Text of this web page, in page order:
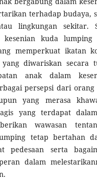
terhadap budaya,
lingkungan sekitar.
kesenian kuda
memperkuat ikatan
diwariskan secara
anak dalam
persepsi dari
yang merasa
yang terdapat
wawasan
tetap bertahan
pedesaan serta
dalam